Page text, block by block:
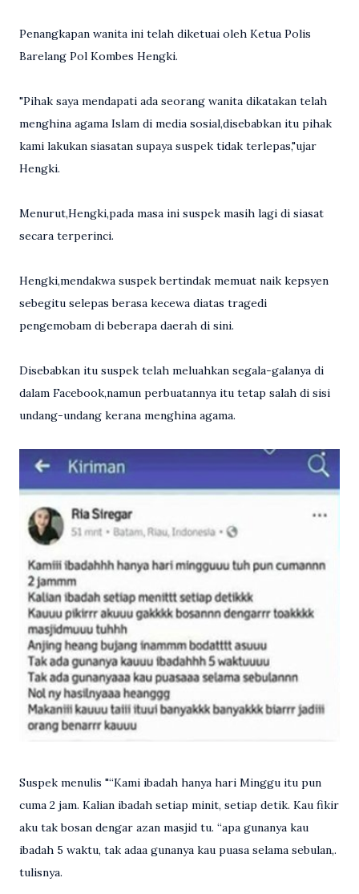
Penangkapan wanita ini telah diketuai oleh Ketua Polis
Barelang Pol Kombes Hengki.
"Pihak saya mendapati ada seorang wanita dikatakan telah
menghina agama Islam di media sosial,disebabkan itu pihak
kami lakukan siasatan supaya suspek tidak terlepas,"ujar
Hengki.
Menurut,Hengki,pada masa ini suspek masih lagi di siasat
secara terperinci.
Hengki,mendakwa suspek bertindak memuat naik kepsyen
sebegitu selepas berasa kecewa diatas tragedi
pengemobam di beberapa daerah di sini.
Disebabkan itu suspek telah meluahkan segala-galanya di
dalam Facebook,namun perbuatannya itu tetap salah di sisi
undang-undang kerana menghina agama.
Suspek menulis "“Kami ibadah hanya hari Minggu itu pun
cuma 2 jam. Kalian ibadah setiap minit, setiap detik. Kau fikir
aku tak bosan dengar azan masjid tu. “apa gunanya kau
ibadah 5 waktu, tak adaa gunanya kau puasa selama sebulan,.
tulisnya.